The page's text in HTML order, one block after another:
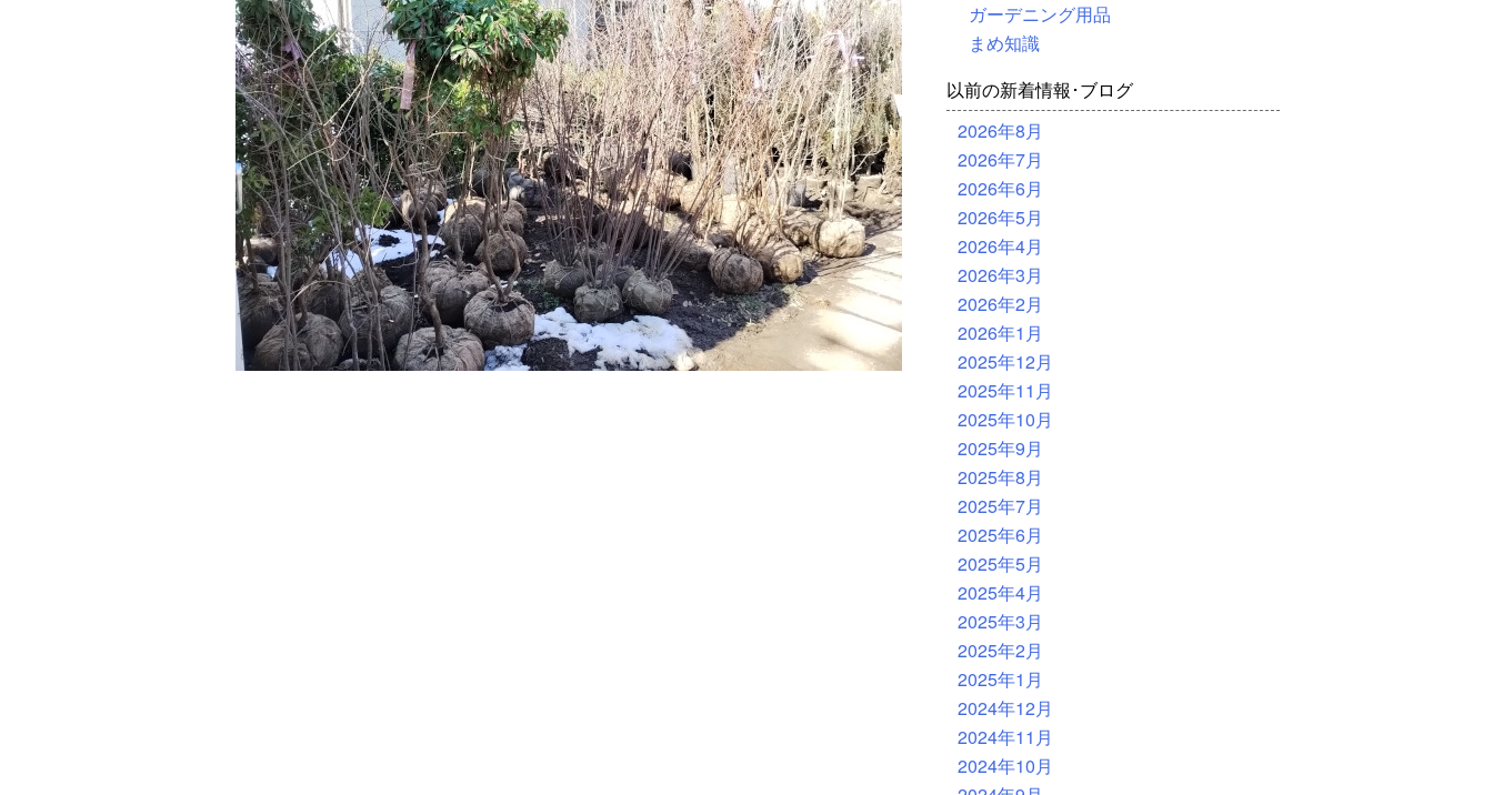
ガーデニング用品
まめ知識
以前の新着情報･ブログ
2026年8月
2026年7月
2026年6月
2026年5月
2026年4月
2026年3月
2026年2月
2026年1月
2025年12月
2025年11月
2025年10月
2025年9月
2025年8月
2025年7月
2025年6月
2025年5月
2025年4月
2025年3月
2025年2月
2025年1月
2024年12月
2024年11月
2024年10月